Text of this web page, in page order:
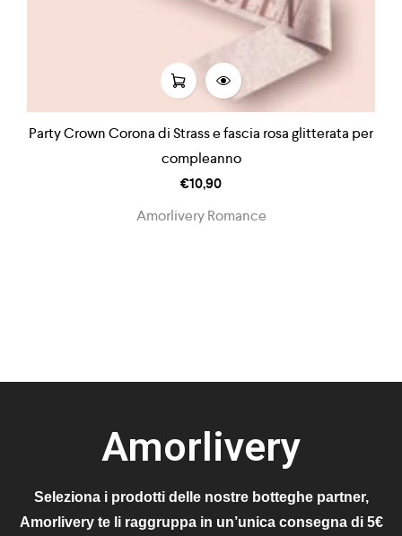
Party Crown Corona di Strass e fascia rosa glitterata per
compleanno
€10,90
Amorlivery Romance
Amorlivery
Seleziona i prodotti delle nostre botteghe partner,
Amorlivery te li raggruppa in un’unica consegna di 5€